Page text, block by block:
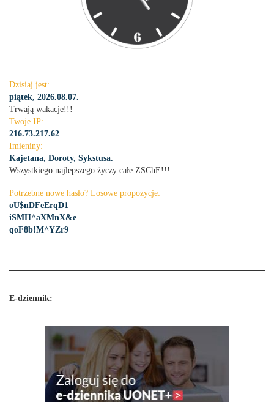
Dzisiaj jest:
piątek, 2026.08.07.
Trwają wakacje!!!
Twoje IP:
216.73.217.62
Imieniny:
Kajetana, Doroty, Sykstusa.
Wszystkiego najlepszego życzy całe ZSChE!!!
Potrzebne nowe hasło? Losowe propozycje:
oU$nDFeErqD1
iSMH^aXMnX&e
qoF8b!M^YZr9
E-dziennik: